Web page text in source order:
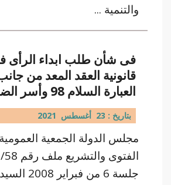
والتنمية ...
فى شأن طلب ابداء الرأى
قانونية العقد المعد من
العبارة السلام 98 وأسر الضحايا
بتاريخ : 23 أغسطس 2021
مجلس الدولة الجمعية
جلسة 6 من